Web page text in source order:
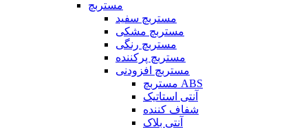
مستربچ
مستربچ‌ سفید
مستربچ مشکی
مستربچ رنگی
مستربچ پرکننده
مستربچ افزودنی
مستربچ ABS
آنتی استاتیک
شفاف کننده
آنتی بلاک